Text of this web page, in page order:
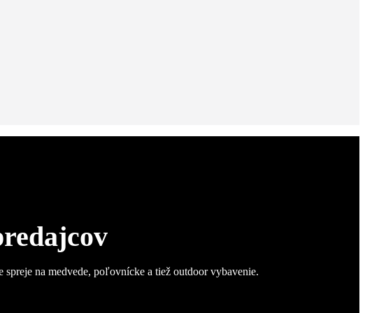
na medvede, poľovnícke a tiež outdoor vybavenie.